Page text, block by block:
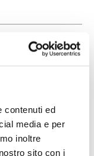
contenuti ed
media e per
inoltre
sito con i
dei
di ...leggi